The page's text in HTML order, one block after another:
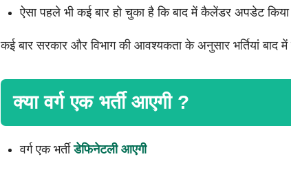
ऐसा पहले भी कई बार हो चुका है कि बाद में कैलेंडर अपडेट किया
कई बार सरकार और विभाग की आवश्यकता के अनुसार भर्तियां बाद
क्या वर्ग एक भर्ती आएगी ?
वर्ग एक भर्तीडेफिनेटली आएगी